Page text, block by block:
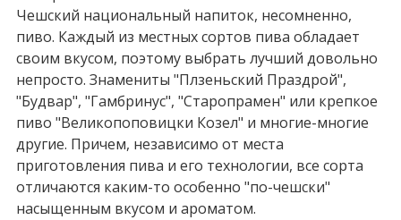
Чешский национальный напиток, несомненно,
пиво. Каждый из местных сортов пива обладает
своим вкусом, поэтому выбрать лучший довольно
непросто. Знамениты "Плзеньский Праздрой",
"Будвар", "Гамбринус", "Старопрамен" или крепкое
пиво "Великопоповицки Козел" и многие-многие
другие. Причем, независимо от места
приготовления пива и его технологии, все сорта
отличаются каким-то особенно "по-чешски"
насыщенным вкусом и ароматом.